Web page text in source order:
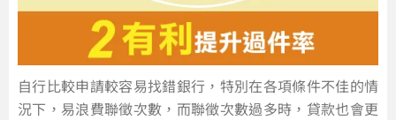
自行比較申請較容易找錯銀行，特別在各項條件不佳的情
況下，易浪費聯徵次數，而聯徵次數過多時，貸款也會更